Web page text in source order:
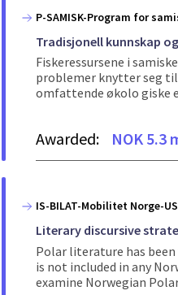
P-SAMISK-Program for
Tradisjonell kunnskap
Fiskeressursene i
problemer knytter seg
omfattende økolo giske
Awarded: NOK 5.3
IS-BILAT-Mobilitet Norge-
Literary discursive
Polar literature has
is not included in any
examine Norwegian